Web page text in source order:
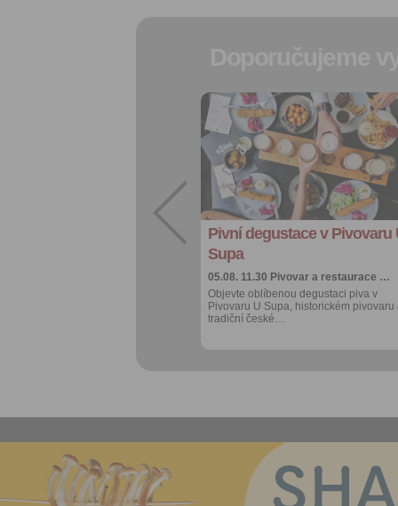
Pivní degustace v Pivovaru
Supa
05.08. 11.30 Pivovar a restaurace …
Objevte oblíbenou degustaci piva v
Pivovaru U Supa, historickém pivovaru
tradiční české…
Přidat do
oblíbených
Sdílet:
Facebook
export do
kalendáře
Více výhod pro